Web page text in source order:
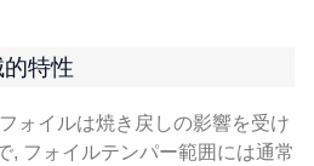
特性
ォイルは焼き戻しの影響を受け
, フォイルテンパー範囲には通常